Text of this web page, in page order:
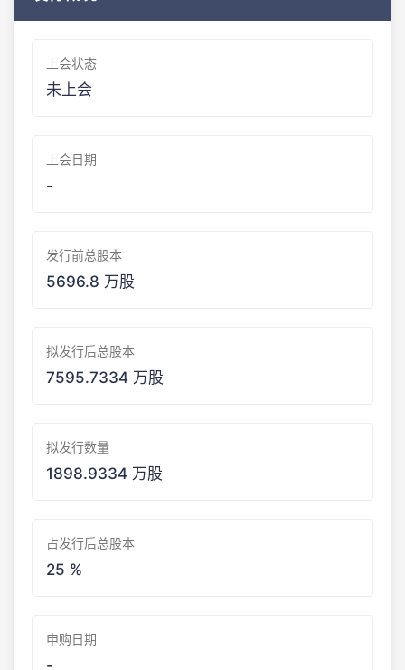
上会状态
未上会
上会日期
-
发行前总股本
5696.8 万股
拟发行后总股本
7595.7334 万股
拟发行数量
1898.9334 万股
占发行后总股本
25 %
申购日期
-